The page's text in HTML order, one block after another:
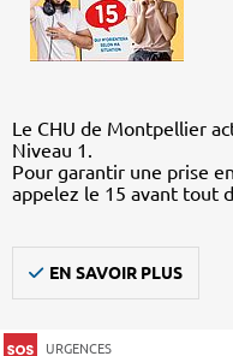
Le CHU de Montpellier
Niveau 1.
Pour garantir une prise
appelez le 15 avant tout
EN SAVOIR PLUS
URGENCES